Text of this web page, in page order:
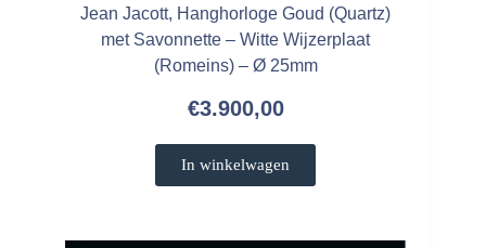
Jean Jacott, Hanghorloge Goud (Quartz)
met Savonnette – Witte Wijzerplaat
(Romeins) – Ø 25mm
€3.900,00
In winkelwagen